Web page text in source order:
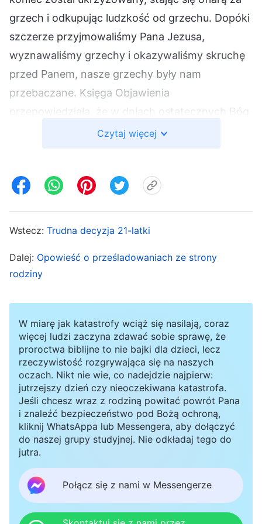
grzech i odkupując ludzkość od grzechu. Dopóki
szczerze przyjmowaliśmy Pana Jezusa,
wyznawaliśmy grzechy i okazywaliśmy skruchę
przed Panem, nasze grzechy były nam
przebaczane. Księga Objawienia
przepowiedziała, że w dniach ostatecznych Bóg
objawi prawdę i dokona dzieła sądu oraz
Pana Jezusa: „A jeśli ktokolwiek usłyszy Moje
Moich słów, ma swojego sędziego: to słowo,
które wypowiedziałem, osądzi go w dniu
rzeczy, o których nigdy wcześniej nie słyszałem,
a wszystko to było zgodne z Biblią i dawało
szczególne poczucie oświecenia, więc
kontynuowałem swoje rozmowy z nimi. Kiedy
powiedzieli mi, że Pan Jezus powrócił i jest
wcielonym Bogiem Wszechmogącym,
natychmiast przypomniałem sobie, że pastor
często powtarzał: „
Błyskawica ze Wschodu
świadectwo o tym, że Pan powrócił. Nie wolno
wam słuchać ich nauk”. Zdałem sobie sprawę, że
byli to wierzący z Błyskawicy ze Wschodu, i nie
Czytaj więcej
Wstecz: Trudna decyzja 21-latki
Dalej: Opowieść o prześladowaniach ze strony
rodziny
W miarę jak katastrofy wciąż się nasilają, coraz
więcej ludzi zaczyna zdawać sobie sprawę, że
proroctwa biblijne to nie bajki dla dzieci, lecz
rzeczywistość rozgrywająca się na naszych
oczach. Nikt nie wie, co nadejdzie najpierw:
jutrzejszy dzień czy nieoczekiwana katastrofa.
Jeśli chcesz wraz z rodziną powitać powrót Pana
i znaleźć bezpieczeństwo pod Bożą ochroną,
kliknij WhatsAppa lub Messengera, aby dołączyć
do naszej grupy studyjnej. Nie odkładaj tego do
jutra.
Połącz się z nami w Messengerze